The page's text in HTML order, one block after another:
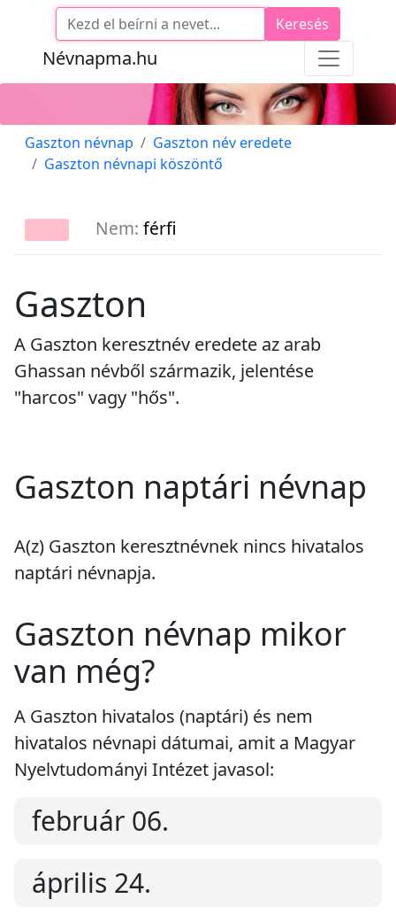
Névnapma.hu
Keresés
Gaszton névnap
Gaszton név eredete
Gaszton névnapi köszöntő
Nem: férfi
Gaszton
A Gaszton keresztnév eredete az arab
Ghassan névből származik, jelentése
"harcos" vagy "hős".
Gaszton naptári névnap
A(z) Gaszton keresztnévnek nincs hivatalos
naptári névnapja.
Gaszton névnap mikor
van még?
A Gaszton hivatalos (naptári) és nem
hivatalos névnapi dátumai, amit a Magyar
Nyelvtudományi Intézet javasol:
február 06.
április 24.